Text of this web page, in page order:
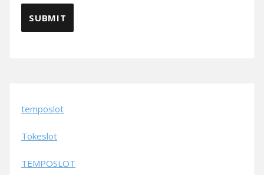
temposlot
Tokeslot
TEMPOSLOT